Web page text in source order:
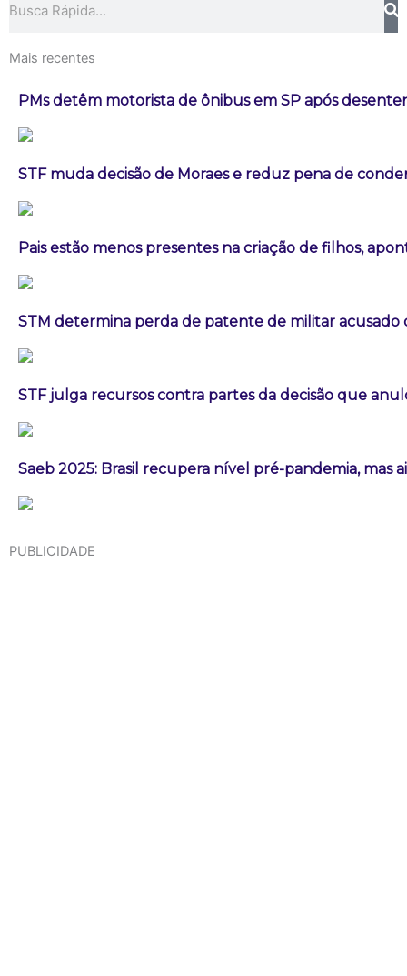
Mais recentes
PMs detêm motorista de ônibus em SP após
STF muda decisão de Moraes e reduz pena de
Pais estão menos presentes na criação de filhos,
STM determina perda de patente de militar acusado
STF julga recursos contra partes da decisão que
Saeb 2025: Brasil recupera nível pré-pandemia, mas
PUBLICIDADE